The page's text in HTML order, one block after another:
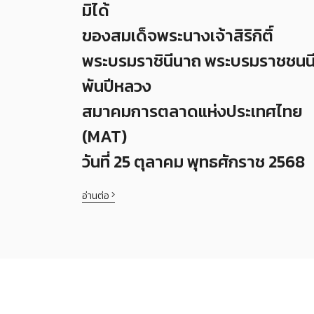
มิได้
ของสมเด็จพระนางเจ้าสิริกิติ์
พระบรมราชินีนาถ พระบรมราชชน
พันปีหลวง
สมาคมการตลาดแห่งประเทศไทย
(MAT)
วันที่ 25 ตุลาคม พุทธศักราช 2568
อ่านต่อ